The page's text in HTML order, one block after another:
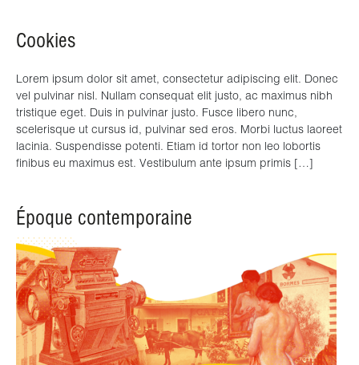
Cookies
Lorem ipsum dolor sit amet, consectetur adipiscing elit. Donec
vel pulvinar nisl. Nullam consequat elit justo, ac maximus nibh
tristique eget. Duis in pulvinar justo. Fusce libero nunc,
scelerisque ut cursus id, pulvinar sed eros. Morbi luctus laoreet
lacinia. Suspendisse potenti. Etiam id tortor non leo lobortis
finibus eu maximus est. Vestibulum ante ipsum primis […]
Époque contemporaine